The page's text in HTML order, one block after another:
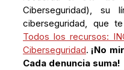
Ciberseguridad), su
ciberseguridad, que
Todos los recursos:
Ciberseguridad. ¡No
Cada denuncia suma!